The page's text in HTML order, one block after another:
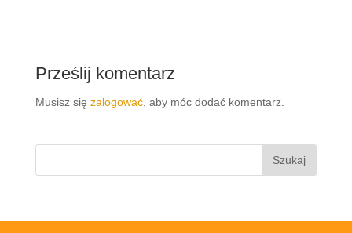
Prześlij komentarz
Musisz się zalogować, aby móc dodać komentarz.
Szukaj: